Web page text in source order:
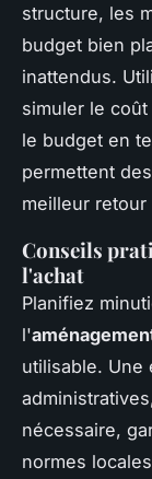
structure, les
budget bien
inattendus.
simuler le
le budget en
permettent
meilleur
Conseils
l'achat
Planifiez
l'
utilisable. Une
nécessaire,
normes